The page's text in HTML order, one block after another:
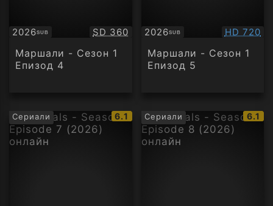
2026SUB
Субтитри Качество:
SD 360
Маршали - Сезон 1
Епизод 4
2026SUB
Субтитри HD 720
Маршали - Сезон 1
Епизод 5
Сериали
IMDb
рейтинг:
6.1 Сериали
IMDb
6.1